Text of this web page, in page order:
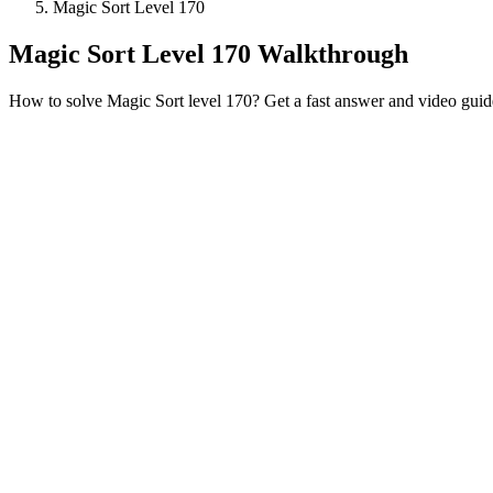
Magic Sort Level 170
Magic Sort Level 170 Walkthrough
How to solve Magic Sort level 170? Get a fast answer and video